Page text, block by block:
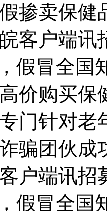
掺卖保健
客户端
假冒全国
价购买
门针对老
骗团伙成
户端讯招
假冒全国